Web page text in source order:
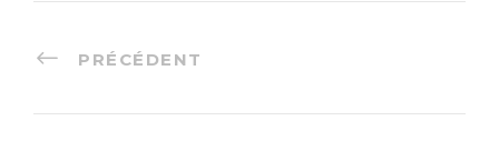
PRÉCÉDENT